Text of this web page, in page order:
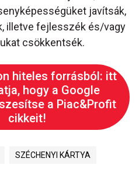
javítsák,
illetve fejlesszék és/vagy
csökkentsék.
hiteles forrásból: itt
hogy a Google
a Piac&Profit
cikkeit!
SZÉCHENYI KÁRTYA